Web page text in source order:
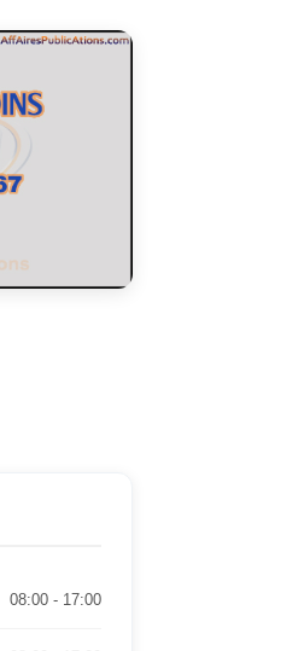
08:00 - 17:00